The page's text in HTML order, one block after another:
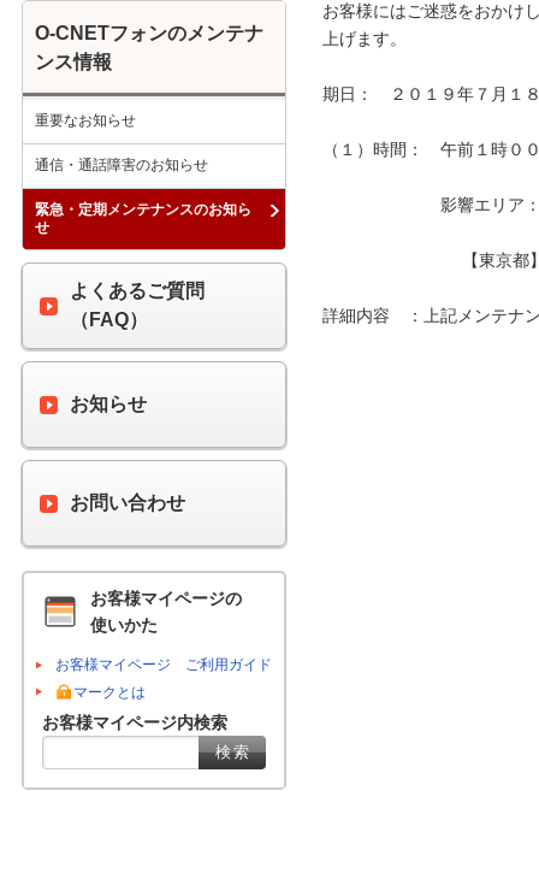
お客様にはご迷惑をおかけ
上げます。
期日：　２０１９年７月１
（１）時間：　午前１時０
影響エリア：　下記
【東京都】　千代
詳細内容　：上記メンテナ
O-CNETフォンのメンテナ
ンス情報
重要なお知らせ
通信・通話障害のお知らせ
緊急・定期メンテナンスのお知ら
せ
よくあるご質問
（FAQ）
お知らせ
お問い合わせ
お客様マイページの
使いかた
お客様マイページ ご利用ガイド
マークとは
お客様マイページ内検索